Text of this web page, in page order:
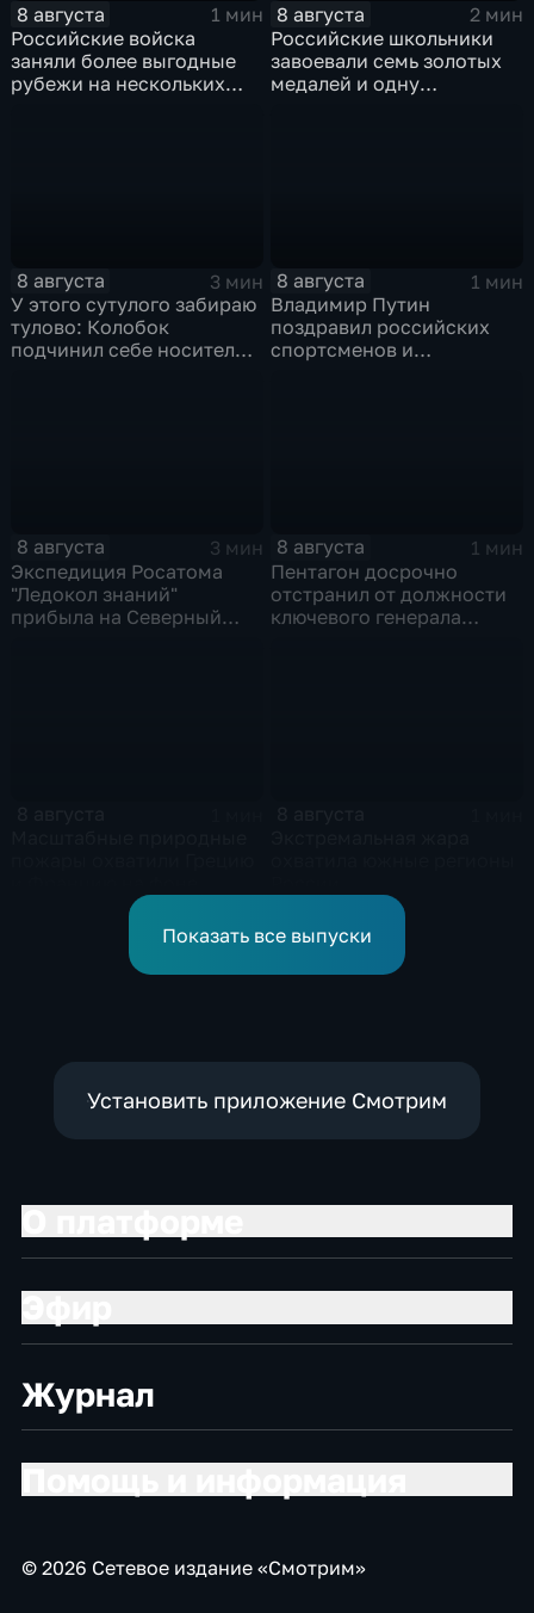
8 августа
1 мин
Российские войска
заняли более выгодные
рубежи на нескольких
8 августа
2 мин
Российские школьники
завоевали семь золотых
медалей и одну
8 августа
3 мин
У этого сутулого забираю
тулово: Колобок
подчинил себе носителя в
8 августа
1 мин
Владимир Путин
поздравил российских
спортсменов и
8 августа
3 мин
Экспедиция Росатома
"Ледокол знаний"
прибыла на Северный
8 августа
1 мин
Пентагон досрочно
отстранил от должности
ключевого генерала
европейской засухи
Показать все выпуски
Установить приложение Смотрим
Журнал
© 2026 Сетевое издание «Смотрим»